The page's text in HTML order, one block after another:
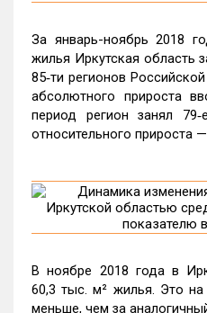
За январь-ноябрь 2018
жилья Иркутская область
85‑ти регионов
абсолютного прироста
период регион занял
относительного прироста
В ноябре 2018 года в
60,3 тыс. м² жилья. Это
меньше, чем за